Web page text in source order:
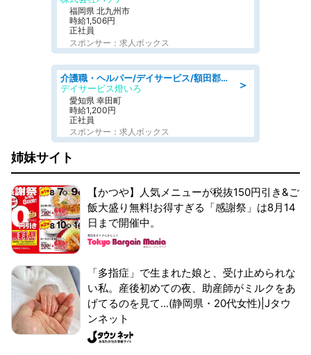
福岡県 北九州市
時給1,506円
正社員
スポンサー：求人ボックス
＞
介護職・ヘルパー/デイサービス/額田郡幸田町/JR東海道本線 幸田/愛知県
デイサービス燈いろ
愛知県 幸田町
時給1,200円
正社員
スポンサー：求人ボックス
姉妹サイト
【かつや】人気メニューが税抜150円引き&ご
飯大盛り無料!お得すぎる「感謝祭」は8月14
日まで開催中。
「多指症」で生まれた娘と、受け止められな
い私。産後初めての夜、助産師がミルクをあ
げてるのを見て...(静岡県・20代女性)|Jタウ
ンネット